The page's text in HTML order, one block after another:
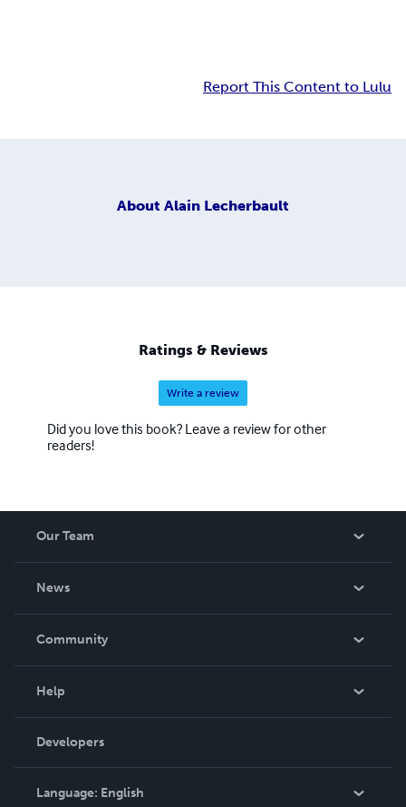
Report This Content to Lulu
About Alain Lecherbault
Ratings & Reviews
Write a review
Did you love this book? Leave a review for other
readers!
Our Team
News
In The News
Community
Podcast
Help
Order Lookup
Knowledge Base
Contact Support
Developers
Language: English